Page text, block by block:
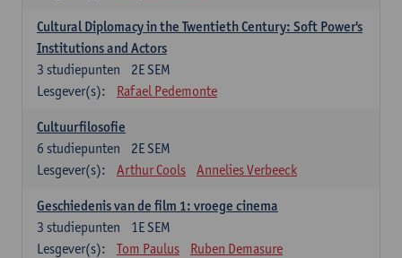
Cultural Diplomacy in the Twentieth Century: Soft Power's
Institutions and Actors
2E SEM
3 studiepunten
Lesgever(s):
Rafael Pedemonte
Cultuurfilosofie
2E SEM
6 studiepunten
Lesgever(s):
Arthur Cools Annelies Verbeeck
Geschiedenis van de film 1: vroege cinema
1E SEM
3 studiepunten
Lesgever(s):
Tom Paulus Ruben Demasure